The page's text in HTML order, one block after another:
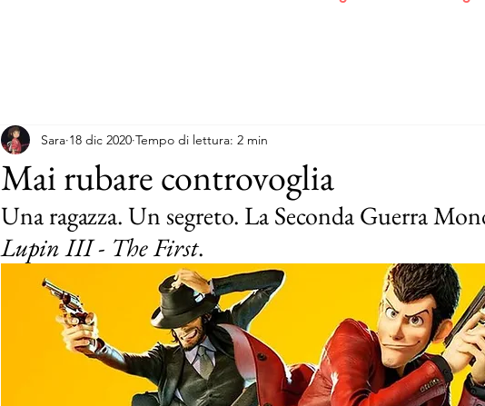
Mai rubare controvoglia
Sara 18 dic 2020 Tempo di lettura: 2 min
Una ragazza. Un segreto. La Seconda Guerra
Lupin III - The First.